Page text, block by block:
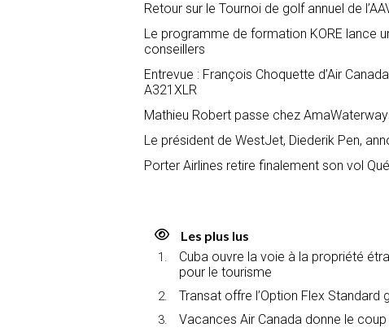
Retour sur le Tournoi de golf annuel de
Le programme de formation KORE lance
conseillers
Entrevue : François Choquette d’Air
A321XLR
Mathieu Robert passe chez
Le président de WestJet, Diederik Pen,
Porter Airlines retire finalement son vol
Les plus lus
Cuba ouvre la voie à la propriété
pour le tourisme
Transat offre l’Option Flex Standard
Vacances Air Canada donne le